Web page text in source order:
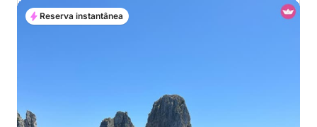
Reserva instantânea